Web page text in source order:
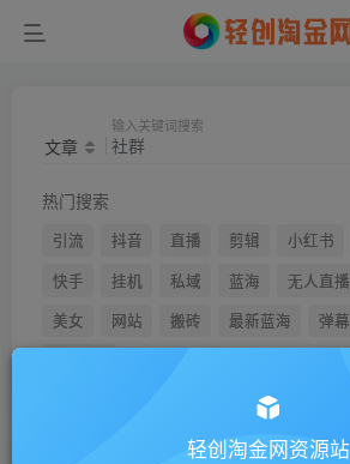
文章
输入关键词搜索
热门搜索
引流 抖音 直播 剪辑 小红书
快手
挂机 私域 蓝海 无人直播
美女
网站 搬砖 最新蓝海 弹幕
轻创淘金网资源站